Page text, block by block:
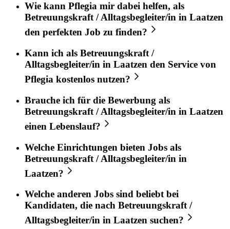
Wie kann Pflegia mir dabei helfen, als
Betreuungskraft / Alltagsbegleiter/in in Laatzen
den perfekten Job zu finden?
Kann ich als Betreuungskraft /
Alltagsbegleiter/in in Laatzen den Service von
Pflegia kostenlos nutzen?
Brauche ich für die Bewerbung als
Betreuungskraft / Alltagsbegleiter/in in Laatzen
einen Lebenslauf?
Welche Einrichtungen bieten Jobs als
Betreuungskraft / Alltagsbegleiter/in in
Laatzen?
Welche anderen Jobs sind beliebt bei
Kandidaten, die nach Betreuungskraft /
Alltagsbegleiter/in in Laatzen suchen?